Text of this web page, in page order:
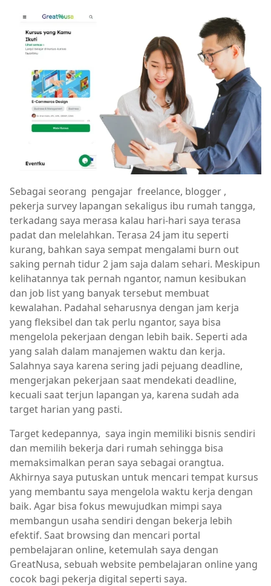
Sebagai seorang pengajar freelance, blogger ,
pekerja survey lapangan sekaligus ibu rumah tangga,
terkadang saya merasa kalau hari-hari saya terasa
padat dan melelahkan. Terasa 24 jam itu seperti
kurang, bahkan saya sempat mengalami burn out
saking pernah tidur 2 jam saja dalam sehari. Meskipun
kelihatannya tak pernah ngantor, namun kesibukan
dan job list yang banyak tersebut membuat
kewalahan. Padahal seharusnya dengan jam kerja
yang fleksibel dan tak perlu ngantor, saya bisa
mengelola pekerjaan dengan lebih baik. Seperti ada
yang salah dalam manajemen waktu dan kerja.
Salahnya saya karena sering jadi pejuang deadline,
mengerjakan pekerjaan saat mendekati deadline,
kecuali saat terjun lapangan ya, karena sudah ada
target harian yang pasti.
Target kedepannya, saya ingin memiliki bisnis sendiri
dan memilih bekerja dari rumah sehingga bisa
memaksimalkan peran saya sebagai orangtua.
Akhirnya saya putuskan untuk mencari tempat kursus
yang membantu saya mengelola waktu kerja dengan
baik. Agar bisa fokus mewujudkan mimpi saya
membangun usaha sendiri dengan bekerja lebih
efektif. Saat browsing dan mencari portal
pembelajaran online, ketemulah saya dengan
GreatNusa, sebuah website pembelajaran online yang
cocok bagi pekerja digital seperti saya.